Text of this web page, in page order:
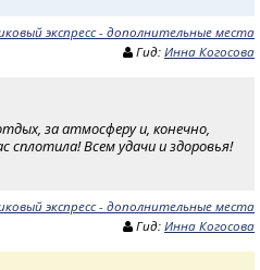
экспресс - дополнительные места
Гид: Инна Когосова
за атмосферу и, конечно,
сплотила! Всем удачи и здоровья!
экспресс - дополнительные места
Гид: Инна Когосова